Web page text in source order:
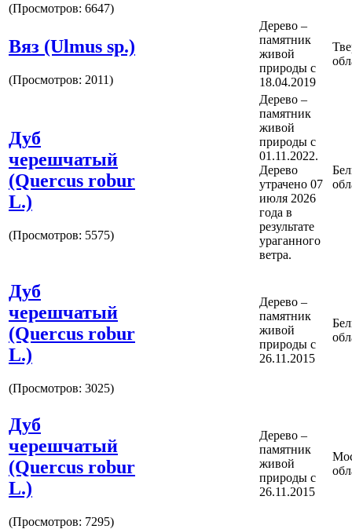
(Просмотров: 6647)
Вяз (Ulmus sp.)
(Просмотров: 2011)
Дерево –
памятник
живой
природы с
18.04.2019
Дуб
черешчатый
(Quercus robur
L.)
(Просмотров: 5575)
Дерево –
памятник
живой
природы с
01.11.2022.
Дерево
утрачено 07
июля 2026
года в
результате
ураганного
ветра.
Дуб
черешчатый
(Quercus robur
L.)
(Просмотров: 3025)
Дерево –
памятник
живой
природы с
26.11.2015
Дуб
черешчатый
(Quercus robur
L.)
(Просмотров: 7295)
Дерево –
памятник
живой
природы с
26.11.2015